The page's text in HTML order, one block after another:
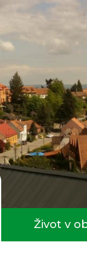
Život v